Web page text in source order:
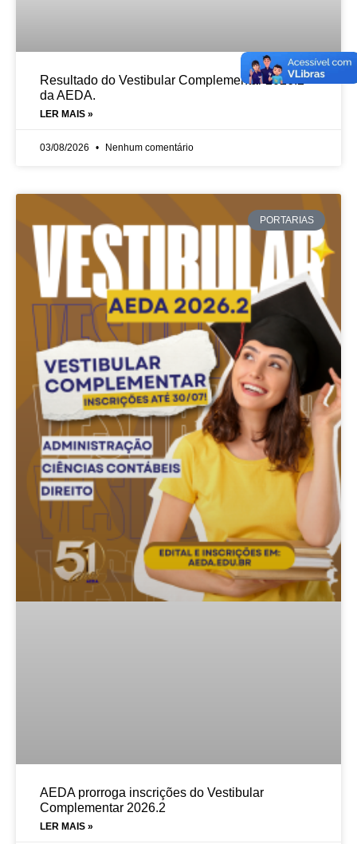
Resultado do Vestibular Complementar 2026.2
da AEDA.
LER MAIS »
03/08/2026 Nenhum comentário
PORTARIAS
AEDA prorroga inscrições do Vestibular
Complementar 2026.2
LER MAIS »